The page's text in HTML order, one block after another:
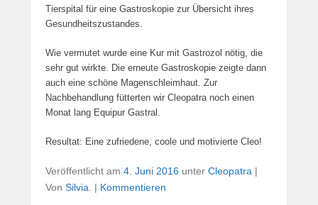
Tierspital für eine Gastroskopie zur Übersicht ihres
Gesundheitszustandes.
Wie vermutet wurde eine Kur mit Gastrozol nötig, die
sehr gut wirkte. Die erneute Gastroskopie zeigte dann
auch eine schöne Magenschleimhaut. Zur
Nachbehandlung fütterten wir Cleopatra noch einen
Monat lang Equipur Gastral.
Resultat: Eine zufriedene, coole und motivierte Cleo!
Veröffentlicht am 4. Juni 2016 unter Cleopatra |
Von Silvia | Kommentieren